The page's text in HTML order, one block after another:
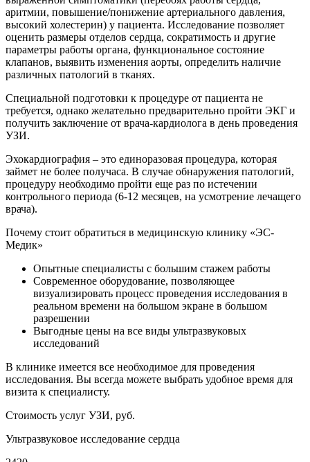
аритмии, повышение/понижение артериального давления,
высокий холестерин) у пациента. Исследование позволяет
оценить размеры отделов сердца, сократимость и другие
параметры работы органа, функциональное состояние
клапанов, выявить изменения аорты, определить наличие
различных патологий в тканях.
Специальной подготовки к процедуре от пациента не
требуется, однако желательно предварительно пройти ЭКГ и
получить заключение от врача-кардиолога в день проведения
УЗИ.
Эхокардиография – это единоразовая процедура, которая
займет не более получаса. В случае обнаружения патологий,
процедуру необходимо пройти еще раз по истечении
контрольного периода (6-12 месяцев, на усмотрение лечащего
врача).
Почему стоит обратиться в медицинскую клинику «ЭС-
Медик»
Опытные специалисты с большим стажем работы
Современное оборудование, позволяющее
визуализировать процесс проведения исследования в
реальном времени на большом экране в большом
разрешении
Выгодные цены на все виды ультразвуковых
исследований
В клинике имеется все необходимое для проведения
исследования. Вы всегда можете выбрать удобное время для
визита к специалисту.
Стоимость услуг УЗИ, руб.
Ультразвуковое исследование сердца